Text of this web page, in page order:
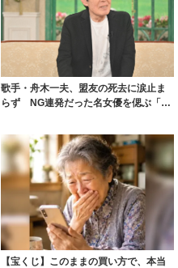
歌手・舟木一夫、盟友の死去に涙止ま
らず NG連発だった名女優を偲ぶ「青
【宝くじ】このままの買い方で、本当